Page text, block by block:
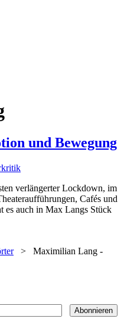
und Bewegung
verlängerter Lockdown, im
Cafés und
es auch in Max Langs Stück
> Maximilian Lang -